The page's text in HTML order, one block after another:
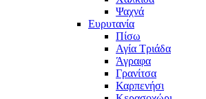
Ψαχνά
Ευρυτανία
Πίσω
Αγία Τριάδα
Άγραφα
Γρανίτσα
Καρπενήσι